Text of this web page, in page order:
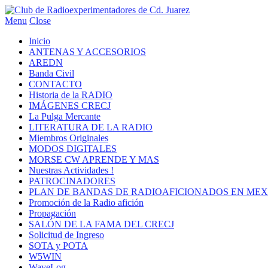
Menu Close
Inicio
ANTENAS Y ACCESORIOS
AREDN
Banda Civil
CONTACTO
Historia de la RADIO
IMÁGENES CRECJ
La Pulga Mercante
LITERATURA DE LA RADIO
Miembros Originales
MODOS DIGITALES
MORSE CW APRENDE Y MAS
Nuestras Actividades !
PATROCINADORES
PLAN DE BANDAS DE RADIOAFICIONADOS EN
Promoción de la Radio afición
Propagación
SALÓN DE LA FAMA DEL CRECJ
Solicitud de Ingreso
SOTA y POTA
W5WIN